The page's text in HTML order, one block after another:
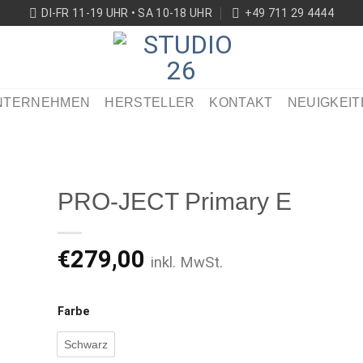
DI-FR 11-19 UHR • SA 10-18 UHR +49 711 29 4444
HERSTELLER KONTAKT
PRO-JECT Primary E
€279,00 inkl. MwSt.
Farbe
Schwarz